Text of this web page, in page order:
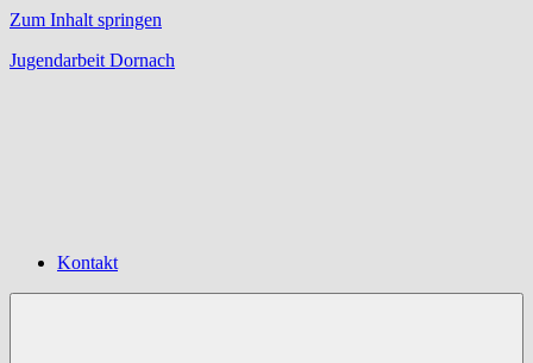
Zum Inhalt springen
Jugendarbeit Dornach
Kontakt